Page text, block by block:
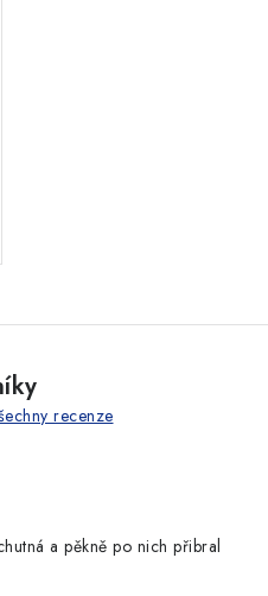
recenze
a pěkně po nich přibral